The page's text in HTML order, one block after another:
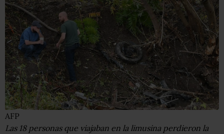
AFP
Las 18 personas que viajaban en la limusina perdieron la